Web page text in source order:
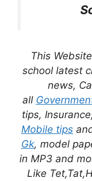
This
school latest
news,
all
tips,
Mobile tips
Gk, model
in MP3 and
Like